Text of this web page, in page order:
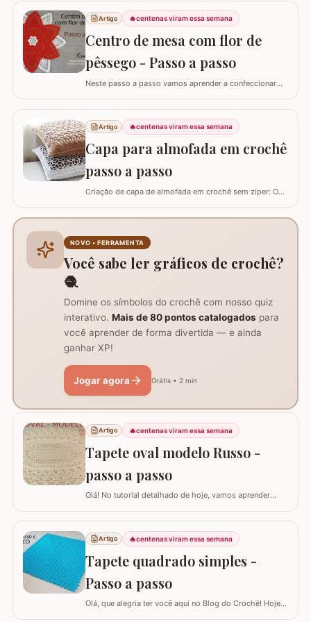
artesãos experientes ensina como criar uma peça
versátil que pode ser utilizada como toalhinha de copa,
decoração de móveis ou até mesmo como aplicação
em…
Artigo 🔥centenas viram essa semana
Centro de mesa com flor de
pêssego - Passo a passo
Neste passo a passo vamos aprender a confeccionar
utilizar esta flor sem relevo para que não atrapalhe se
precisar colocar algo em cima. Para este trabalho
utilizei os fios Duna da Círculo S.A. Você pode utilizar os
fios Barroco maxcolor, Barroco…
Artigo 🔥centenas viram essa semana
Capa para almofada em crochê
passo a passo
Criação de capa de almofada em crochê sem zíper: O
prática para lavar e versátil, usando crochê com fio de
Materiais necessários para o projeto: São
NOVO • FERRAMENTA
Você sabe ler gráficos de crochê?
🧶
Domine os símbolos do crochê com nosso quiz
interativo. Mais de 80 pontos catalogados para
você aprender de forma divertida — e ainda
ganhar XP!
Jogar agora Grátis • 2 min
Artigo 🔥centenas viram essa semana
Tapete oval modelo Russo -
passo a passo
Olá! No tutorial detalhado de hoje, vamos aprender
RUSSO. Recentemente, postamos aqui no blog a versão
redonda deste modelo, e você pode conferir clicando
AQUI. Este é um trabalho clássico que combina com
vários ambientes e é uma excelente…
Artigo 🔥centenas viram essa semana
Tapete quadrado simples -
Passo a passo
Olá, que alegria ter você aqui no Blog do Crochê! Hoje